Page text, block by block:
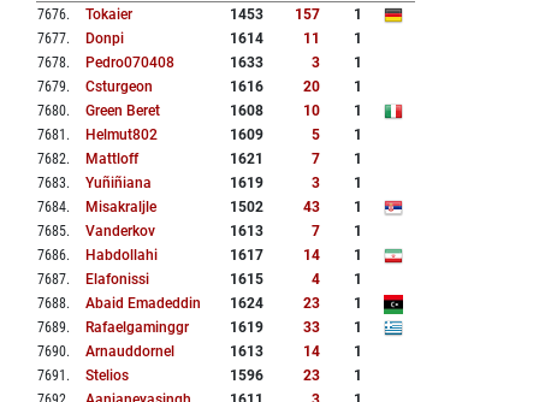
7676. Tokaier 1453 157
1
7677. Donpi 1614 11
1
7678. Pedro070408 1633 3
1
7679. Csturgeon 1616 20
1
7680. Green Beret 1608 10
1
7681 . Helmut802 1609 5
1
7682. Mattloff 1621 7
1
7683. Yuñiñiana 1619 3
1
7684. Misakraljle 1502 43
1
7685. Vanderkov 1613 7
1
7686. Habdollahi 1617 14
1
7687. Elafonissi 1615 4
1
7688. Abaid Emadeddin 1624 23
1
7689. Rafaelgaminggr 1619 33
1
7690. Arnauddornel 1613 14
1
7691 . Stelios 1596 23
1